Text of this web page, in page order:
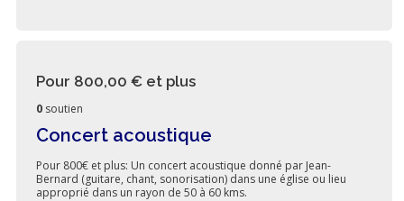
Pour 800,00 € et plus
0 soutien
Concert acoustique
Pour 800€ et plus: Un concert acoustique donné par Jean-
Bernard (guitare, chant, sonorisation) dans une église ou lieu
approprié dans un rayon de 50 à 60 kms.